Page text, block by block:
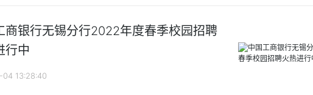
商银行无锡分行2022年度春季校园招聘
行中
04 13:28:40